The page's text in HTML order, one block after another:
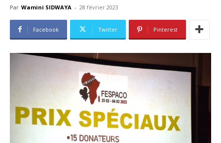
Par Wamini SIDWAYA - 28 février 2023
Facebook Twitter Pinterest